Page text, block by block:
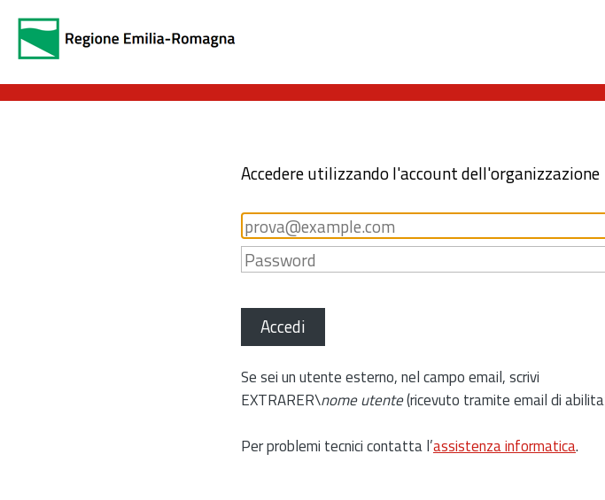
Accedere utilizzando l'account dell'organizzazione
Accedi
Se sei un utente esterno, nel campo email, scrivi
EXTRARER\nome utente(ricevuto tramite email di
Per problemi tecnici contatta l’assistenza informatica.